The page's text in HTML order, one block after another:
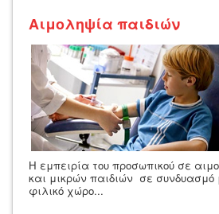
Αιμοληψία παιδιών
Η εμπειρία του προσωπικού σε
και μικρών παιδιών σε συνδυασμό
φιλικό χώρο...